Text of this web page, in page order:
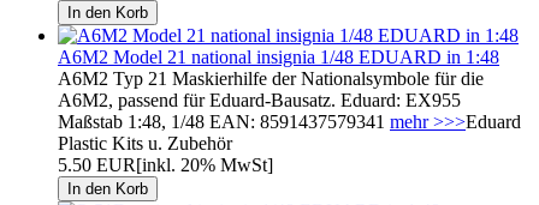
A6M2 Model 21 national insignia 1/48 EDUARD in 1:48
A6M2 Typ 21 Maskierhilfe der Nationalsymbole für die
A6M2, passend für Eduard-Bausatz. Eduard: EX955
Maßstab 1:48, 1/48 EAN: 8591437579341 mehr >>>Eduard
Plastic Kits u. Zubehör
5.50 EUR[inkl. 20% MwSt]